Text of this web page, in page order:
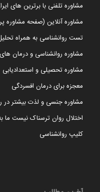
مشاوره تلفنی با برترین های
مشاوره آنلاین (صفحه
تست روانشناسی به همراه
مشاوره روانشناسی و درمان
مشاوره تحصیلی و استعدادیابی
معجزه برای درمان افسردگی
مشاوره جنسی و لذت بیشتر در
اختلال روان ترسناک نیست ما
کلیپ روانشناسی